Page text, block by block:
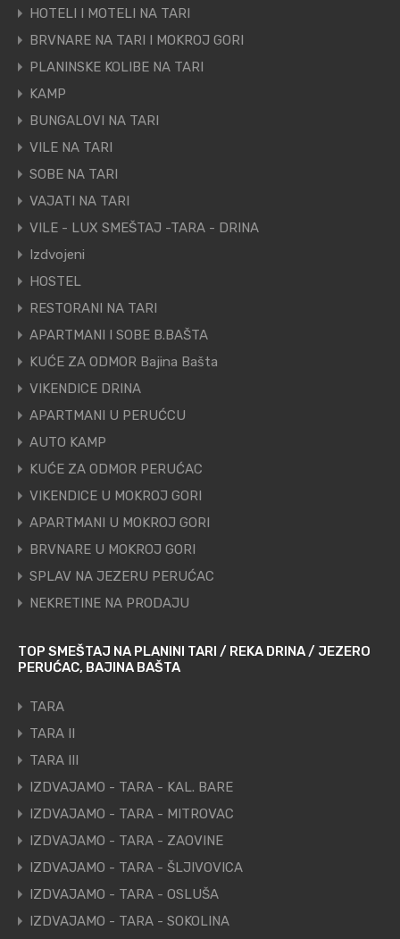
HOTELI I MOTELI NA TARI
BRVNARE NA TARI I MOKROJ GORI
PLANINSKE KOLIBE NA TARI
KAMP
BUNGALOVI NA TARI
VILE NA TARI
SOBE NA TARI
VAJATI NA TARI
VILE - LUX SMEŠTAJ -TARA - DRINA
Izdvojeni
HOSTEL
RESTORANI NA TARI
APARTMANI I SOBE B.BAŠTA
KUĆE ZA ODMOR Bajina Bašta
VIKENDICE DRINA
APARTMANI U PERUĆCU
AUTO KAMP
KUĆE ZA ODMOR PERUĆAC
VIKENDICE U MOKROJ GORI
APARTMANI U MOKROJ GORI
BRVNARE U MOKROJ GORI
SPLAV NA JEZERU PERUĆAC
NEKRETINE NA PRODAJU
TOP SMEŠTAJ NA PLANINI TARI / REKA DRINA / JEZERO
PERUĆAC, BAJINA BAŠTA
TARA
TARA II
TARA III
IZDVAJAMO - TARA - KAL. BARE
IZDVAJAMO - TARA - MITROVAC
IZDVAJAMO - TARA - ZAOVINE
IZDVAJAMO - TARA - ŠLJIVOVICA
IZDVAJAMO - TARA - OSLUŠA
IZDVAJAMO - TARA - SOKOLINA